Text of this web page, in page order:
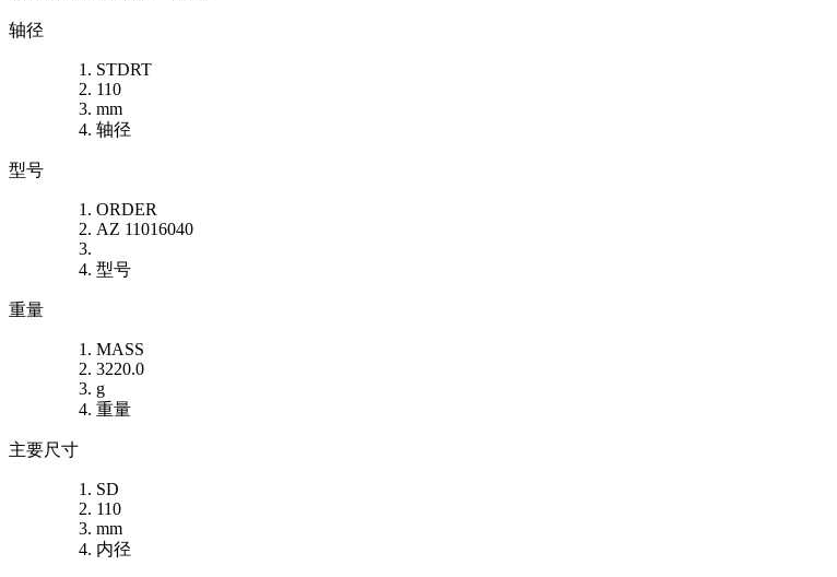
轴径
STDRT
110
mm
轴径
型号
ORDER
AZ 11016040
型号
重量
MASS
3220.0
g
重量
主要尺寸
SD
110
mm
内径